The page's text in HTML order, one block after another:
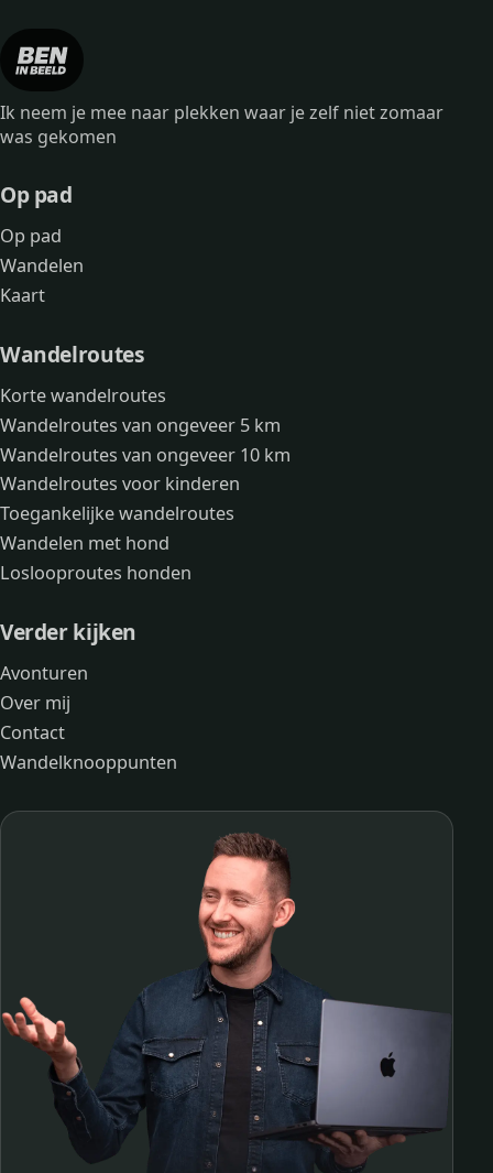
Ik neem je mee naar plekken waar je zelf niet zomaar
was gekomen
Op pad
Op pad
Wandelen
Kaart
Wandelroutes
Korte wandelroutes
Wandelroutes van ongeveer 5 km
Wandelroutes van ongeveer 10 km
Wandelroutes voor kinderen
Toegankelijke wandelroutes
Wandelen met hond
Loslooproutes honden
Verder kijken
Avonturen
Over mij
Contact
Wandelknooppunten